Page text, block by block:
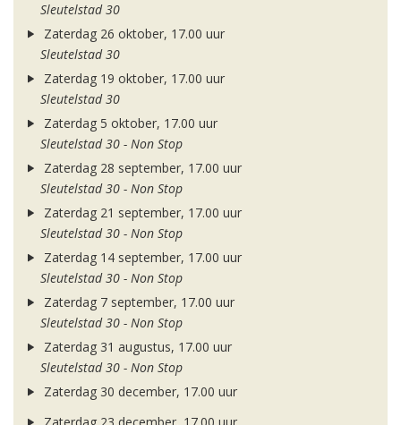
Sleutelstad 30
Zaterdag 26 oktober, 17.00 uur
Sleutelstad 30
Zaterdag 19 oktober, 17.00 uur
Sleutelstad 30
Zaterdag 5 oktober, 17.00 uur
Sleutelstad 30 - Non Stop
Zaterdag 28 september, 17.00 uur
Sleutelstad 30 - Non Stop
Zaterdag 21 september, 17.00 uur
Sleutelstad 30 - Non Stop
Zaterdag 14 september, 17.00 uur
Sleutelstad 30 - Non Stop
Zaterdag 7 september, 17.00 uur
Sleutelstad 30 - Non Stop
Zaterdag 31 augustus, 17.00 uur
Sleutelstad 30 - Non Stop
Zaterdag 30 december, 17.00 uur